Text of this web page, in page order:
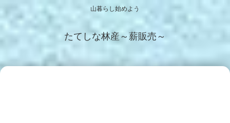
山暮らし始めよう
たてしな林産～薪販売～